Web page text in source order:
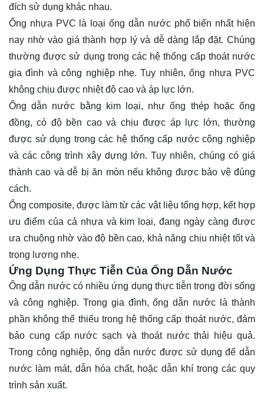
đích sử dụng khác nhau.
Ống nhựa PVC là loại ống dẫn nước phổ biến nhất hiện
nay nhờ vào giá thành hợp lý và dễ dàng lắp đặt. Chúng
thường được sử dụng trong các hệ thống cấp thoát nước
gia đình và công nghiệp nhẹ. Tuy nhiên, ống nhựa PVC
không chịu được nhiệt độ cao và áp lực lớn.
Ống dẫn nước bằng kim loại, như ống thép hoặc ống
đồng, có độ bền cao và chịu được áp lực lớn, thường
được sử dụng trong các hệ thống cấp nước công nghiệp
và các công trình xây dựng lớn. Tuy nhiên, chúng có giá
thành cao và dễ bị ăn mòn nếu không được bảo vệ đúng
cách.
Ống composite, được làm từ các vật liệu tổng hợp, kết hợp
ưu điểm của cả nhựa và kim loại, đang ngày càng được
ưa chuộng nhờ vào độ bền cao, khả năng chịu nhiệt tốt và
trọng lượng nhẹ.
Ứng Dụng Thực Tiễn Của Ống Dẫn Nước
Ống dẫn nước có nhiều ứng dụng thực tiễn trong đời sống
và công nghiệp. Trong gia đình, ống dẫn nước là thành
phần không thể thiếu trong hệ thống cấp thoát nước, đảm
bảo cung cấp nước sạch và thoát nước thải hiệu quả.
Trong công nghiệp, ống dẫn nước được sử dụng để dẫn
nước làm mát, dẫn hóa chất, hoặc dẫn khí trong các quy
trình sản xuất.